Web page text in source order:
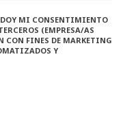
MI CONSENTIMIENTO
(EMPRESA/AS
CON FINES DE MARKETING
Y